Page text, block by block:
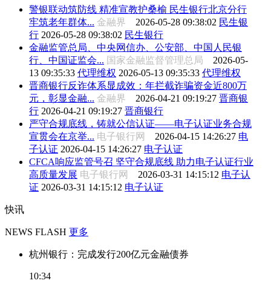
警银联动筑防线 精准宣教护桑榆 民生银行北京分行
牢筑老年群体... 金融界 2026-05-28 09:38:02 民生银
行 2026-05-28 09:38:02 民生银行
金融监管总局、中央网信办、公安部、中国人民银
行、中国证监会... 国家金融监督管理总局 2026-05-
13 09:35:33 代理维权 2026-05-13 09:35:33 代理维权
晋商银行反诈体系显成效：年拦截诈骗资金近800万
元，彰显金融... 金融界 2026-04-21 09:19:27 晋商银
行 2026-04-21 09:19:27 晋商银行
严守合规底线，铸就公信认证——电子认证业务合规
宣贯会在京举... 电子银行网 2026-04-15 14:26:27 电
子认证 2026-04-15 14:26:27 电子认证
CFCA响应监管号召 坚守合规底线 助力电子认证行业
高质量发展 电子银行网 2026-03-31 14:15:12 电子认
证 2026-03-31 14:15:12 电子认证
快讯
NEWS FLASH 更多
杭州银行：完成发行200亿元金融债券
10:34